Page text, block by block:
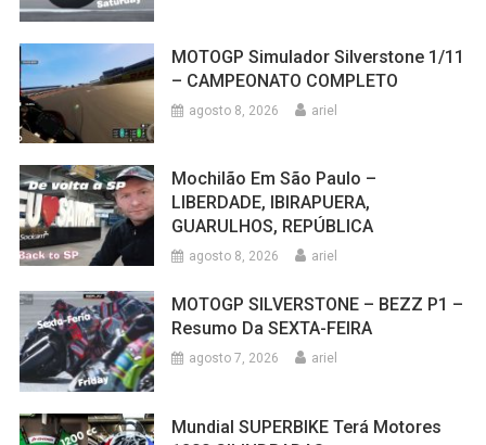
MOTOGP Simulador Silverstone 1/11
– CAMPEONATO COMPLETO
agosto 8, 2026 ariel
Mochilão Em São Paulo –
LIBERDADE, IBIRAPUERA,
GUARULHOS, REPÚBLICA
agosto 8, 2026 ariel
MOTOGP SILVERSTONE – BEZZ P1 –
Resumo Da SEXTA-FEIRA
agosto 7, 2026 ariel
Mundial SUPERBIKE Terá Motores